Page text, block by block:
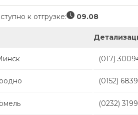
к отгрузке: 09.08
(017)
(0152)
(0232)